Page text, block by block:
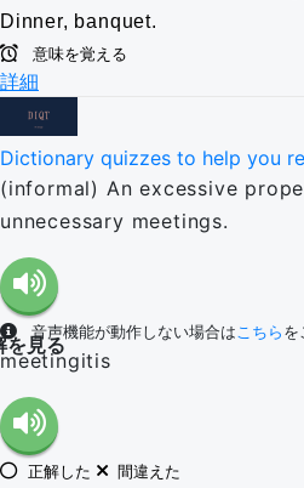
Dinner, banquet.
意味を覚える
詳細
Dictionary quizzes to help you
(informal) An excessive
unnecessary meetings.
音声機能が動作しない場合はこちら を
を見る
meetingitis
正解した 間違えた